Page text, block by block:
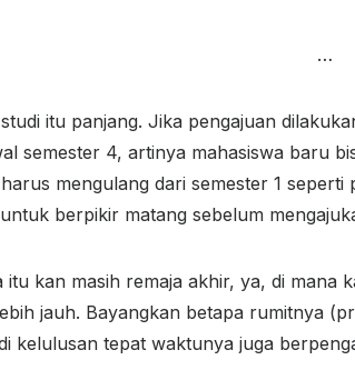
…
itu panjang. Jika pengajuan
semester 4, artinya mahasiswa baru
mengulang dari semester 1
berpikir matang sebelum
itu kan masih remaja akhir, ya, di
jauh. Bayangkan betapa rumitnya
kelulusan tepat waktunya juga